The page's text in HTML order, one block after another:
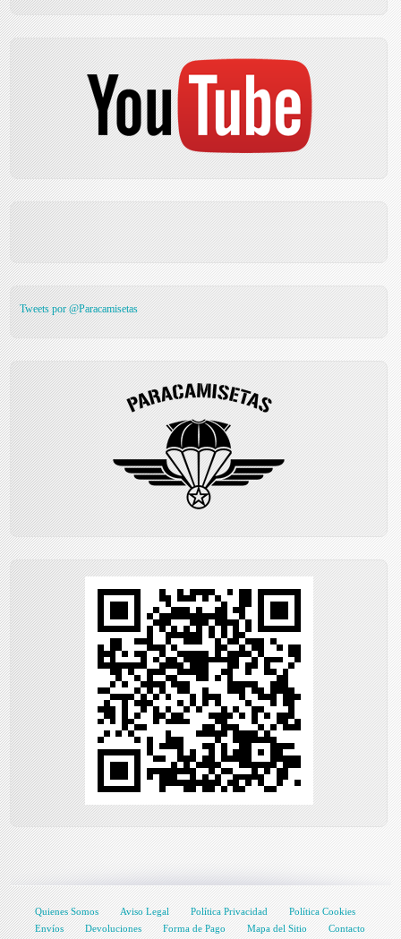
Tweets por @Paracamisetas
Quienes Somos Aviso Legal Política Privacidad
Política Cookies
Envíos
Devoluciones Forma de Pago Mapa del Sitio Contacto